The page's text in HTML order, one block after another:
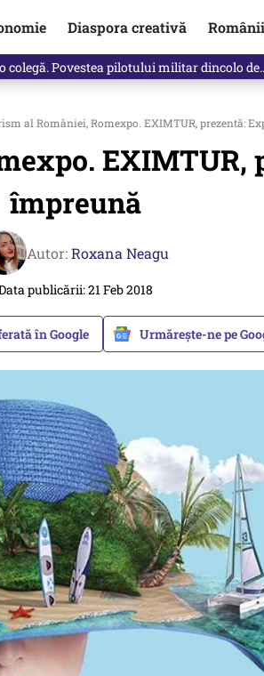
Diaspora creativă
colegă. Povestea pilotului militar dincolo
al României, Romexpo. EXIMTUR, prezentă:
EXIMTUR,
împreună
Autor:Roxana Neagu
publicării: 21 Feb 2018
în Google Urmărește-ne pe